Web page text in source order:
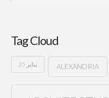
Tag Cloud
25 يناير ALEXANDRIA